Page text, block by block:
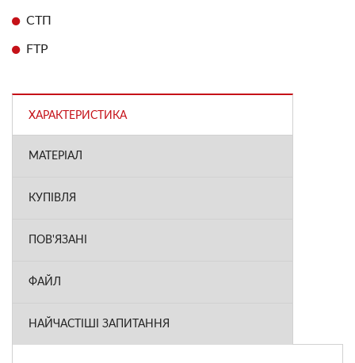
СТП
FTP
ХАРАКТЕРИСТИКА
МАТЕРІАЛ
КУПІВЛЯ
ПОВ'ЯЗАНІ
ФАЙЛ
НАЙЧАСТІШІ ЗАПИТАННЯ